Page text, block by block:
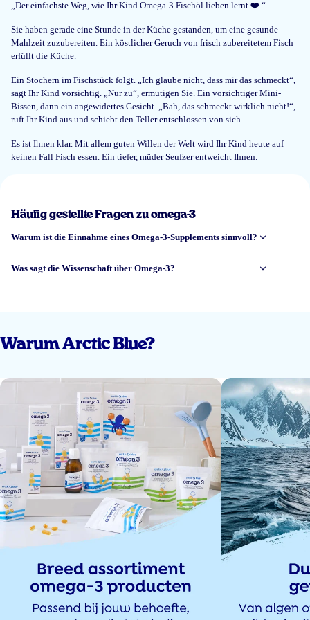
Ik dacht dat ik geen boek had gekregen maar is mijn fout ik heb het
digitaal gekregen.
Mevr. Agyekum, A
Niet geleest maar zeker interresant
8 Okt 2024
Deze niet gekregen bij de bestelling dus geen idee
Anouk
Han ane
9 Sep 2024
Heel interessant, ook op een fijne manier geschreven. Leuk én boeiend!
Wendy De Vries
9 Sep 2024
Sevim Kilic
„Der einfachste Weg, wie Ihr Kind Omega-3 Fischöl lieben lernt ❤️.“
Sie haben gerade eine Stunde in der Küche gestanden, um eine gesunde
Mahlzeit zuzubereiten. Ein köstlicher Geruch von frisch zubereitetem Fisch
erfüllt die Küche.
Ein Stochern im Fischstück folgt. „Ich glaube nicht, dass mir das schmeckt“,
sagt Ihr Kind vorsichtig. „Nur zu“, ermutigen Sie. Ein vorsichtiger Mini-
Bissen, dann ein angewidertes Gesicht. „Bah, das schmeckt wirklich nicht!“,
ruft Ihr Kind aus und schiebt den Teller entschlossen von sich.
Es ist Ihnen klar. Mit allem guten Willen der Welt wird Ihr Kind heute auf
keinen Fall Fisch essen. Ein tiefer, müder Seufzer entweicht Ihnen.
Häufig gestellte Fragen zu omega-3
Warum ist die Einnahme eines Omega-3-Supplements sinnvoll?
Was sagt die Wissenschaft über Omega-3?
Warum Arctic Blue?